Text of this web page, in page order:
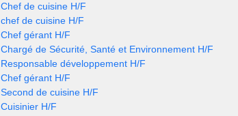
Chef de cuisine H/F
chef de cuisine H/F
Chef gérant H/F
Chargé de Sécurité, Santé et Environnement H/F
Responsable développement H/F
Chef gérant H/F
Second de cuisine H/F
Cuisinier H/F